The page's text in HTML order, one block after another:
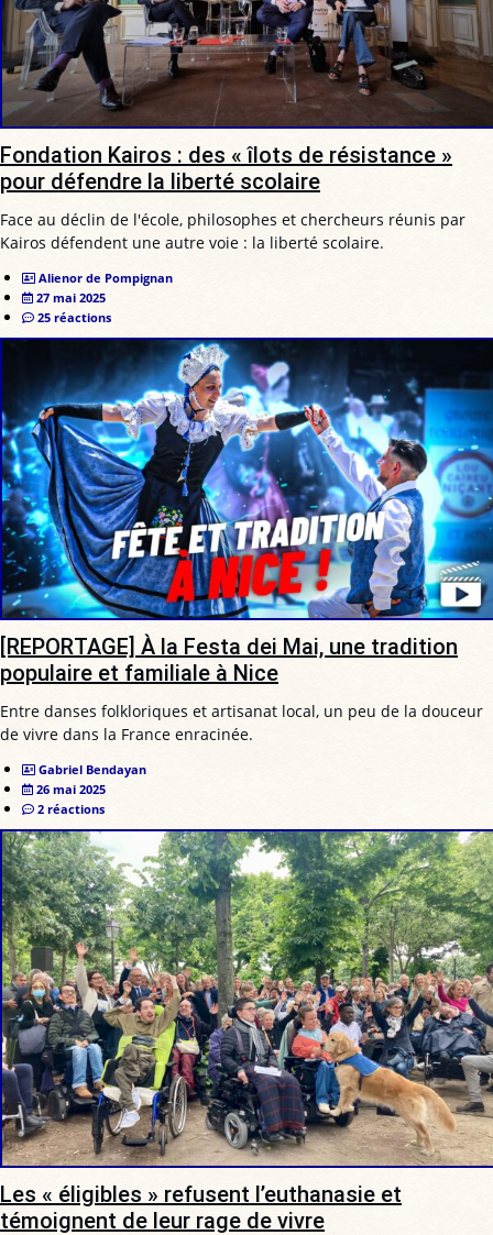
Fondation Kairos : des « îlots de résistance »
pour défendre la liberté scolaire
Face au déclin de l'école, philosophes et chercheurs réunis par
Kairos défendent une autre voie : la liberté scolaire.
Alienor de Pompignan
27 mai 2025
25 réactions
[REPORTAGE] À la Festa dei Mai, une tradition
populaire et familiale à Nice
Entre danses folkloriques et artisanat local, un peu de la douceur
de vivre dans la France enracinée.
Gabriel Bendayan
26 mai 2025
2 réactions
Les « éligibles » refusent l’euthanasie et
témoignent de leur rage de vivre